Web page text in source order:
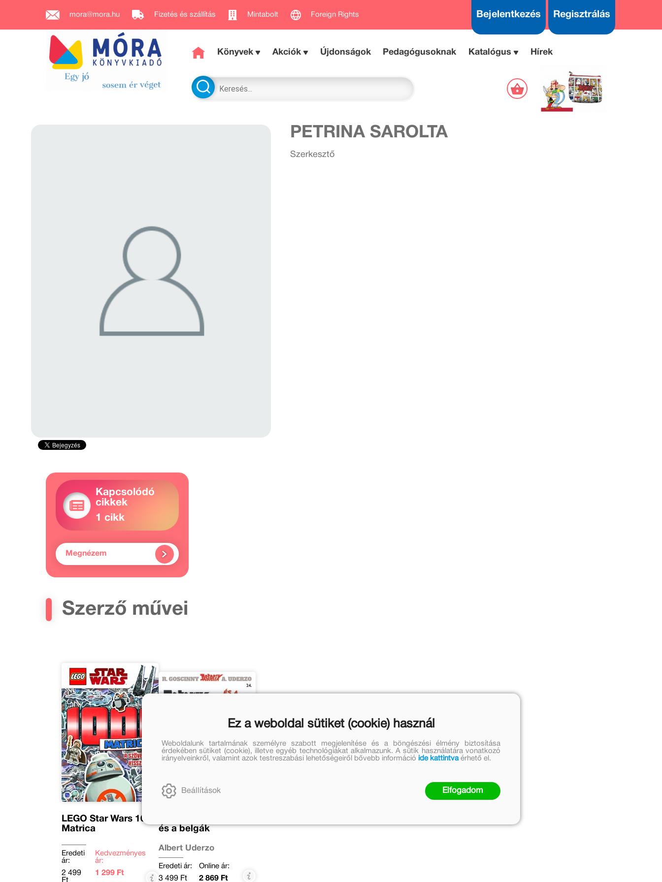
mora@mora.hu Fizetés és szállítás Mintabolt Foreign Rights Bejelentkezés Regisztrálás
Könyvek Akciók Újdonságok Pedagógusoknak Katalógus Hírek
PETRINA SAROLTA
Szerkesztő
Kapcsolódó
cikkek
1 cikk
Megnézem
Szerző művei
LEGO Star Wars 1001
Matrica
Eredeti
ár:
2 499
Ft
Kedvezményes
ár:
1 299 Ft
és a belgák
Albert Uderzo
Eredeti ár:
3 499 Ft
Online ár:
2 869 Ft
Ez a weboldal sütiket (cookie) használ
Weboldalunk tartalmának személyre szabott megjelenítése és a böngészési élmény biztosítása
érdekében sütiket (cookie), illetve egyéb technológiákat alkalmazunk. A sütik használatára vonatkozó
irányelveinkről, valamint azok testreszabási lehetőségeiről bővebb információ ide kattintvaérhető el.
Beállítások Elfogadom